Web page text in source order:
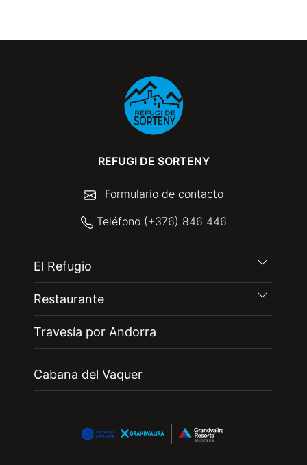
REFUGI DE SORTENY
Formulario de contacto
Teléfono (+376) 846 446
El Refugio
Restaurante
Travesía por Andorra
Cabana del Vaquer